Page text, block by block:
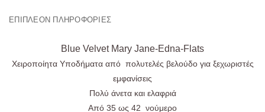
ΕΠΙΠΛΈΟΝ ΠΛΗΡΟΦΟΡΊΕΣ
Blue Velvet Mary Jane-Edna-Flats
Χειροποίητα Υποδήματα από πολυτελές βελούδο για ξεχωριστές
εμφανίσεις
Πολύ άνετα και ελαφριά
Από 35 ως 42 νούμερο